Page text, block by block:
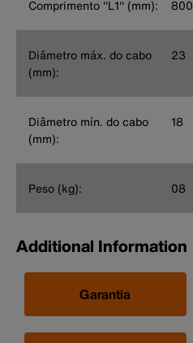
Comprimento ''L1'' (mm): 800
Diâmetro máx. do cabo
(mm):
23
Diâmetro mín. do cabo
(mm):
18
Peso (kg): 08
Additional Information
Garantia